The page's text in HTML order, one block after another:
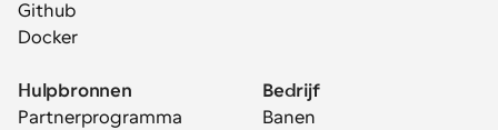
Github
Docker
Hulpbronnen
Partnerprogramma
Bedrijf
Banen